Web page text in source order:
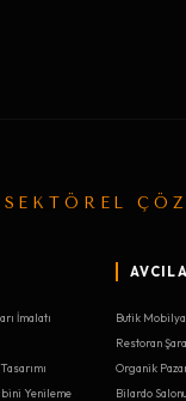
SEKTÖREL
İmalatı
Yenileme
Butik
Restoran
Organik
Bilardo